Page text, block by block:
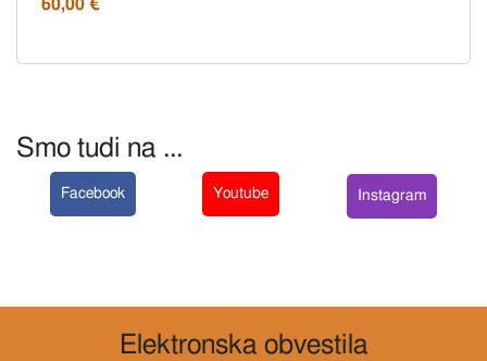
Smo tudi na ...
Facebook Youtube Instagram
60,00 €
Elektronska obvestila